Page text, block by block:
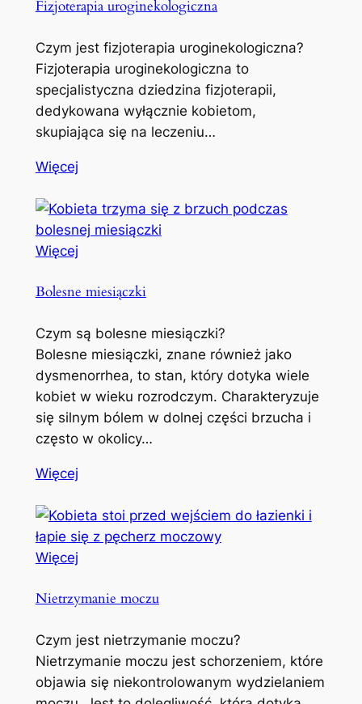
Fizjoterapia uroginekologiczna
Czym jest fizjoterapia uroginekologiczna?
Fizjoterapia uroginekologiczna to
specjalistyczna dziedzina fizjoterapii,
dedykowana wyłącznie kobietom,
skupiająca się na leczeniu…
Więcej
Więcej
Bolesne miesiączki
Czym są bolesne miesiączki?
Bolesne miesiączki, znane również jako
dysmenorrhea, to stan, który dotyka wiele
kobiet w wieku rozrodczym. Charakteryzuje
się silnym bólem w dolnej części brzucha i
często w okolicy…
Więcej
Więcej
Nietrzymanie moczu
Czym jest nietrzymanie moczu?
Nietrzymanie moczu jest schorzeniem, które
objawia się niekontrolowanym wydzielaniem